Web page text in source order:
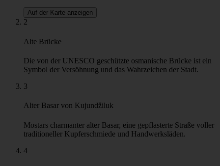
Auf der Karte anzeigen
2
Alte Brücke
Die von der UNESCO geschützte osmanische Brücke ist ein
Symbol der Versöhnung und das Wahrzeichen der Stadt.
3
Alter Basar von Kujundžiluk
Mostars charmanter alter Basar, eine gepflasterte Straße voller
traditioneller Kupferschmiede und Handwerksläden.
4